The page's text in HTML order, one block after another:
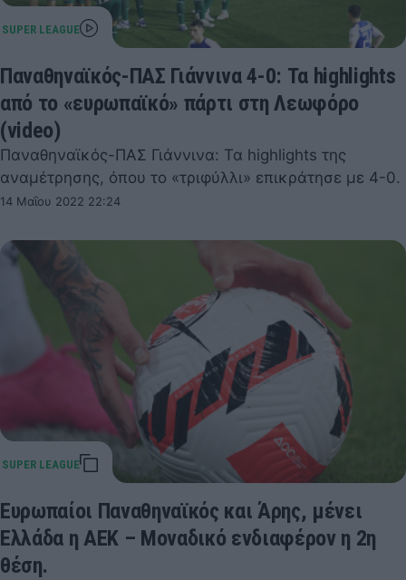
Παναθηναϊκός-ΠΑΣ Γιάννινα 4-0: Τα highlights
από το «ευρωπαϊκό» πάρτι στη Λεωφόρο
(video)
Παναθηναϊκός-ΠΑΣ Γιάννινα: Τα highlights της
αναμέτρησης, όπου το «τριφύλλι» επικράτησε με 4-0.
14 Μαΐου 2022 22:24
Ευρωπαίοι Παναθηναϊκός και Άρης, μένει
Ελλάδα η ΑΕΚ – Μοναδικό ενδιαφέρον η 2η
θέση.